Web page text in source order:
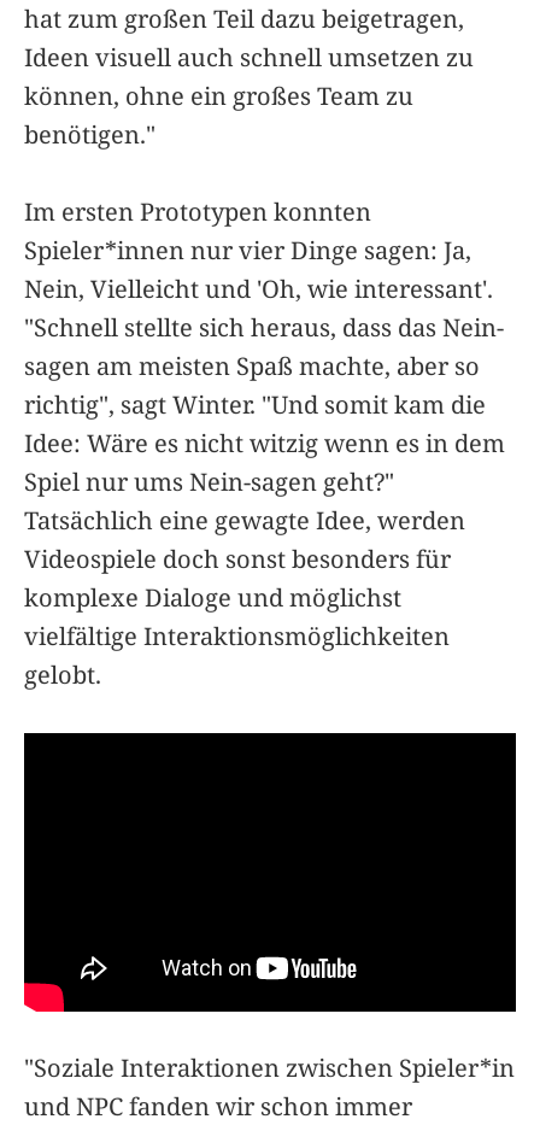
hat zum großen Teil dazu beigetragen,
Ideen visuell auch schnell umsetzen zu
können, ohne ein großes Team zu
benötigen."
Im ersten Prototypen konnten
Spieler*innen nur vier Dinge sagen: Ja,
Nein, Vielleicht und 'Oh, wie interessant'.
"Schnell stellte sich heraus, dass das Nein-
sagen am meisten Spaß machte, aber so
richtig", sagt Winter. "Und somit kam die
Idee: Wäre es nicht witzig wenn es in dem
Spiel nur ums Nein-sagen geht?"
Tatsächlich eine gewagte Idee, werden
Videospiele doch sonst besonders für
komplexe Dialoge und möglichst
vielfältige Interaktionsmöglichkeiten
gelobt.
"Soziale Interaktionen zwischen Spieler*in
und NPC fanden wir schon immer